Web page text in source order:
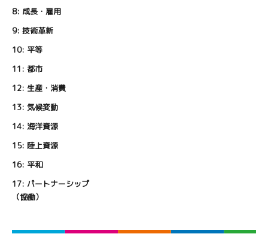
8: 成長・雇用
9: 技術革新
10: 平等
11: 都市
12: 生産・消費
13: 気候変動
14: 海洋資源
15: 陸上資源
16: 平和
17: パートナーシップ
（協働）